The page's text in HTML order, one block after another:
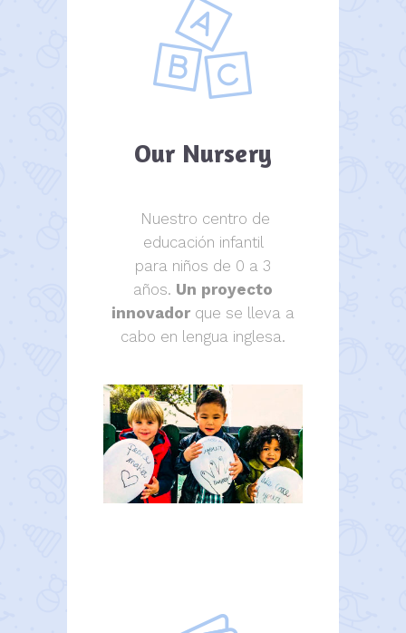
Our Nursery
Nuestro centro de
educación infantil
para niños de 0 a 3
años. Un proyecto
innovador que se lleva a
cabo en lengua inglesa.